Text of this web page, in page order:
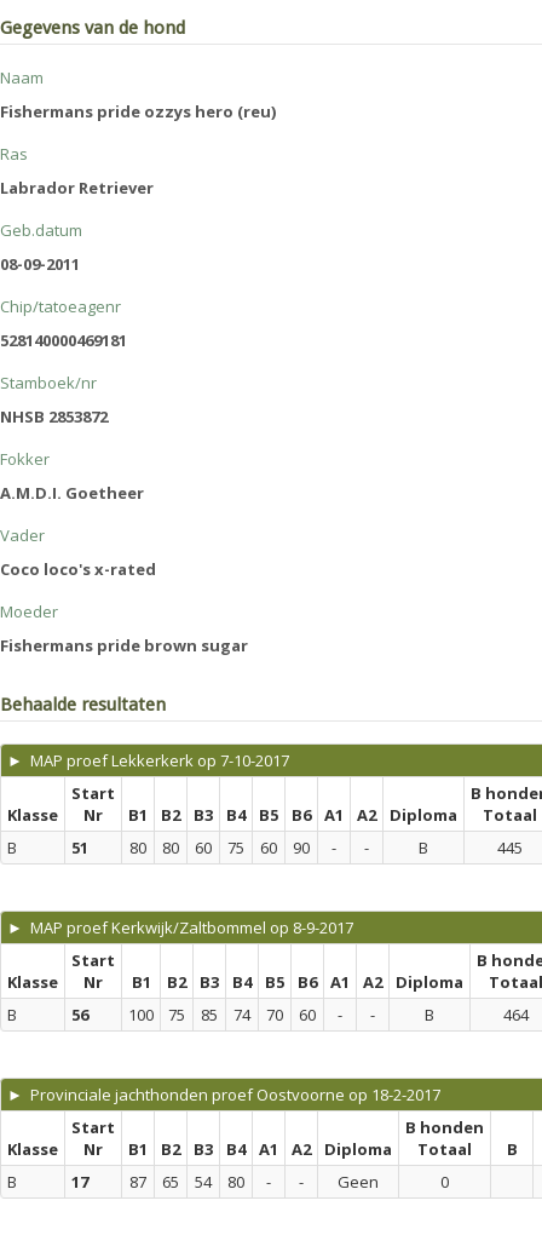
Gegevens van de hond
Naam
Fishermans pride ozzys hero (reu)
Ras
Labrador Retriever
Geb.datum
08-09-2011
Chip/tatoeagenr
528140000469181
Stamboek/nr
NHSB 2853872
Fokker
A.M.D.I. Goetheer
Vader
Coco loco's x-rated
Moeder
Fishermans pride brown sugar
Behaalde resultaten
► MAP proef Lekkerkerk op 7-10-2017
Klasse
Start
Nr
B1 B2 B3 B4 B5 B6 A1 A2 Diploma
B
Totaal
B
51 80 80 60 75 60 90 - - B 445
► MAP proef Kerkwijk/Zaltbommel op 8-9-2017
Klasse
Start
Nr
B1 B2 B3 B4 B5 B6 A1 A2 Diploma
B
Totaal
B
56 100 75 85 74 70 60 - - B 464
► Provinciale jachthonden proef Oostvoorne op 18-2-2017
Klasse
Start
Nr
B1 B2 B3 B4 A1 A2 Diploma
B honden
Totaal
B
B
17 87 65 54 80 - - Geen 0